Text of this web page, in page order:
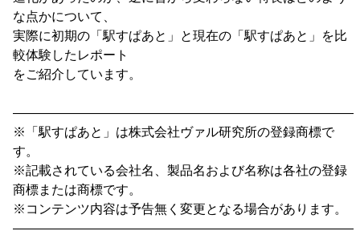
な点かについて、
実際に初期の「駅すぱあと」と現在の「駅すぱあと」を比
較体験したレポート
をご紹介しています。
※「駅すぱあと」は株式会社ヴァル研究所の登録商標で
す。
※記載されている会社名、製品名および名称は各社の登録
商標または商標です。
※コンテンツ内容は予告無く変更となる場合があります。